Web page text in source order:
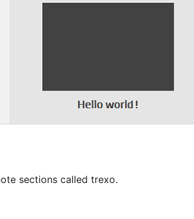
sections called trexo.